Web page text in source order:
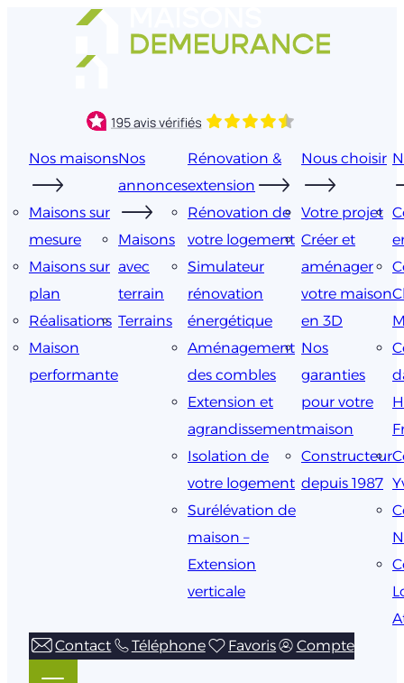
Nos maisons
Maisons sur
mesure
Maisons sur
plan
Réalisations
Maison
performante
Nos
annonces
Maisons
avec
terrain
Terrains
Rénovation &
extension
Rénovation de
votre logement
Simulateur
rénovation
énergétique
Aménagement
des combles
Extension et
agrandissement
Isolation de
votre logement
Surélévation de
maison –
Extension
verticale
Nous choisir
Votre projet
Créer et
aménager
votre maison
en 3D
Nos
garanties
pour votre
maison
Constructeur
depuis 1987
Contact
Téléphone Favoris Compte